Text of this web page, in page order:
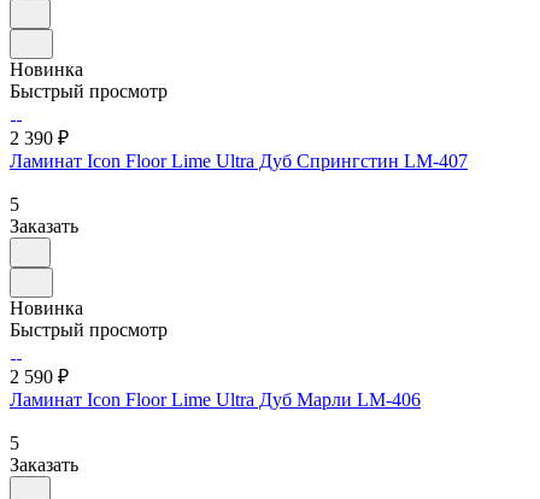
Новинка
Быстрый просмотр
2 390 ₽
Ламинат Icon Floor Lime Ultra Дуб Спрингстин LM-407
5
Заказать
Новинка
Быстрый просмотр
2 590 ₽
Ламинат Icon Floor Lime Ultra Дуб Марли LM-406
5
Заказать